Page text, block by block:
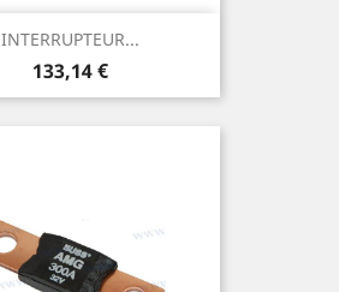
INTERRUPTEUR...
Prix
133,14 €